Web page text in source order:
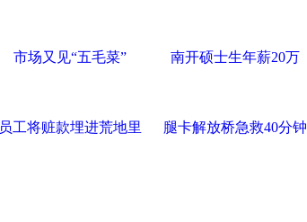
市场又见“五毛菜” 南开硕士生年薪20万
员工将赃款埋进荒地里 腿卡解放桥急救40分钟